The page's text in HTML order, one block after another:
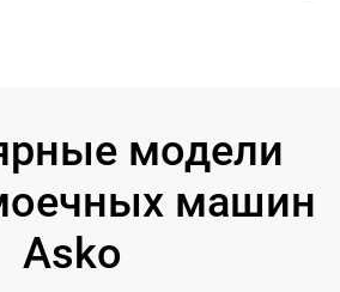
модели
машин
Asko